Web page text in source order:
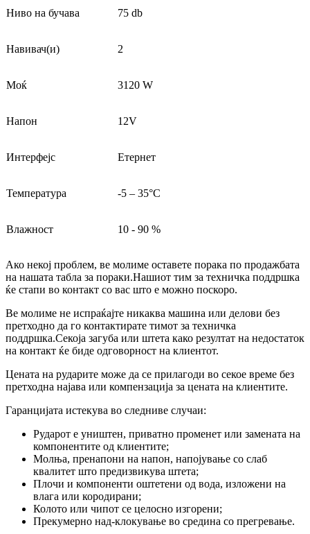
Ниво на бучава 75 db
Навивач(и) 2
Моќ 3120 W
Напон 12V
Интерфејс Етернет
Температура -5 – 35°C
Влажност 10 - 90 %
Ако некој проблем, ве молиме оставете порака по продажбата
на нашата табла за пораки.Нашиот тим за техничка поддршка
ќе стапи во контакт со вас што е можно поскоро.
Ве молиме не испраќајте никаква машина или делови без
претходно да го контактирате тимот за техничка
поддршка.Секоја загуба или штета како резултат на недостаток
на контакт ќе биде одговорност на клиентот.
Цената на рударите може да се прилагоди во секое време без
претходна најава или компензација за цената на клиентите.
Гаранцијата истекува во следниве случаи:
Рударот е уништен, приватно променет или замената на
компонентите од клиентите;
Молња, пренапони на напон, напојување со слаб
квалитет што предизвикува штета;
Плочи и компоненти оштетени од вода, изложени на
влага или кородирани;
Колото или чипот се целосно изгорени;
Прекумерно над-клокување во средина со прегревање.